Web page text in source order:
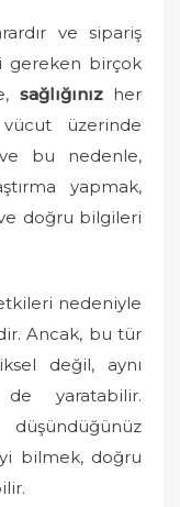
ve sipariş
gereken birçok
sağlığınızher
üzerinde
bu nedenle,
yapmak,
doğru bilgileri
nedeniyle
Ancak, bu tür
değil, aynı
yaratabilir.
bilmek, doğru